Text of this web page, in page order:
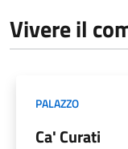
Vivere il
PALAZZO
Ca' Curati